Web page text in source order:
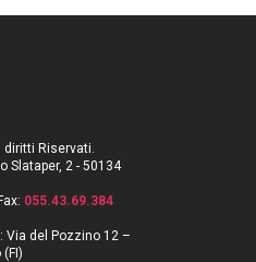
diritti Riservati.
Slataper, 2 - 50134
055.43.69.384
: Via del Pozzino 12 –